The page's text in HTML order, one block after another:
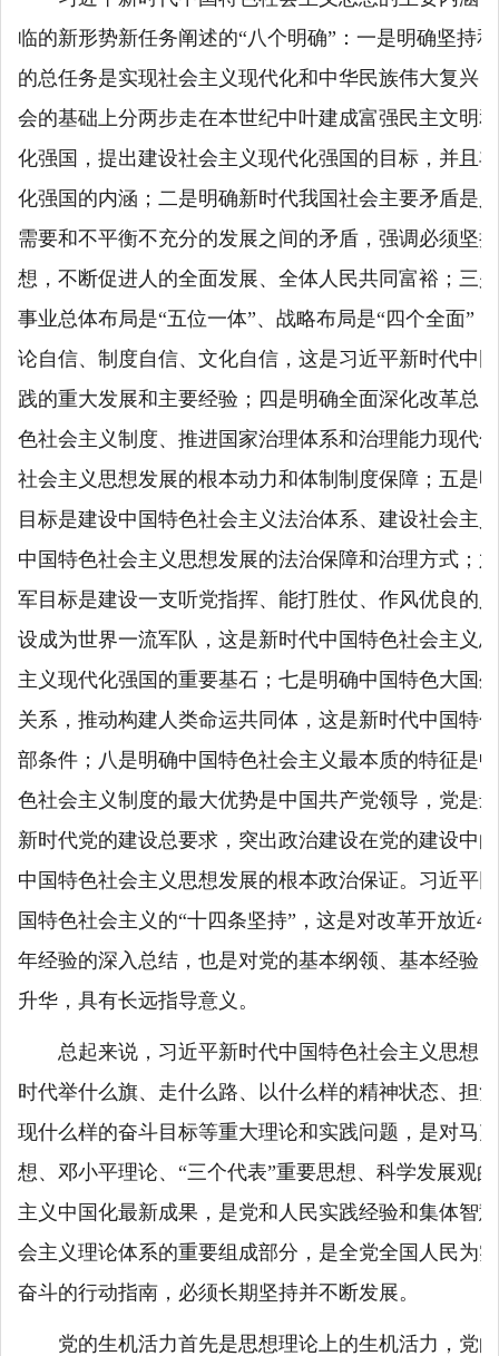
临的新形势新任务阐述的“八个明确”：一是明确坚持
的总任务是实现社会主义现代化和中华民族伟大复兴
会的基础上分两步走在本世纪中叶建成富强民主文明
化强国，提出建设社会主义现代化强国的目标，并且
化强国的内涵；二是明确新时代我国社会主要矛盾是
需要和不平衡不充分的发展之间的矛盾，强调必须坚
想，不断促进人的全面发展、全体人民共同富裕；三
事业总体布局是“五位一体”、战略布局是“四个全面”
论自信、制度自信、文化自信，这是习近平新时代中
践的重大发展和主要经验；四是明确全面深化改革总
色社会主义制度、推进国家治理体系和治理能力现代
社会主义思想发展的根本动力和体制制度保障；五是
目标是建设中国特色社会主义法治体系、建设社会主
中国特色社会主义思想发展的法治保障和治理方式；
军目标是建设一支听党指挥、能打胜仗、作风优良的
设成为世界一流军队，这是新时代中国特色社会主义
主义现代化强国的重要基石；七是明确中国特色大国
关系，推动构建人类命运共同体，这是新时代中国特
部条件；八是明确中国特色社会主义最本质的特征是
色社会主义制度的最大优势是中国共产党领导，党是
新时代党的建设总要求，突出政治建设在党的建设中
中国特色社会主义思想发展的根本政治保证。习近平
国特色社会主义的“十四条坚持”，这是对改革开放近
年经验的深入总结，也是对党的基本纲领、基本经验
升华，具有长远指导意义。
总起来说，习近平新时代中国特色社会主义思想
时代举什么旗、走什么路、以什么样的精神状态、担
现什么样的奋斗目标等重大理论和实践问题，是对马
想、邓小平理论、“三个代表”重要思想、科学发展观
主义中国化最新成果，是党和人民实践经验和集体智
会主义理论体系的重要组成部分，是全党全国人民为
奋斗的行动指南，必须长期坚持并不断发展。
党的生机活力首先是思想理论上的生机活力，党